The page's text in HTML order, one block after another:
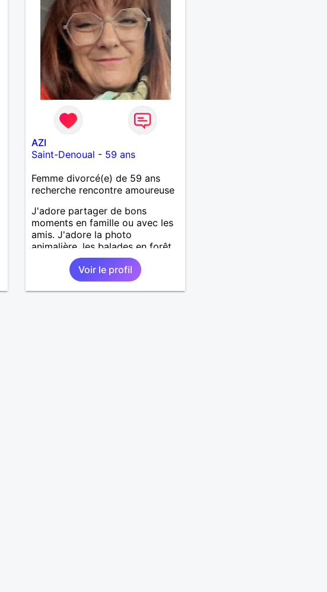
AZI
Saint-Denoual - 59 ans
Femme divorcé(e) de 59 ans
recherche rencontre amoureuse
J'adore partager de bons
moments en famille ou avec les
amis. J'adore la photo
animalière, les balades en forêt
ou à la mer. Je recherche une
personne sympa et on verra si
affinités. Envoyez-moi message.
A bientôt.
Voir le profil